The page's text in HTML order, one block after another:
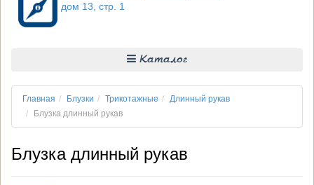
дом 13, стр. 1
Каталог
Главная Блузки Трикотажные
Длинный рукав
Блузка длинный рукав
Блузка длинный рукав